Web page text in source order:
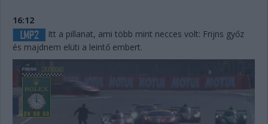
16:12
Itt a pillanat, ami több mint necces volt: Frijns győz
és majdnem elüti a leintő embert.